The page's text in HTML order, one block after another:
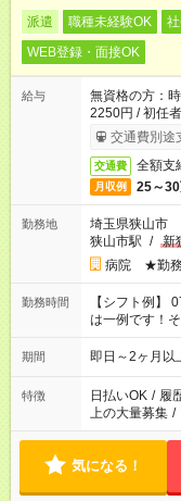
派遣 職種未経験OK
WEB登録・面接OK
給与
無資格の方：
2250円 / 初任
交通費別途
交通費 全額支
月収例 25～30
勤務地
埼玉県狭山市
狭山市駅 / 新
病院 ★勤務
勤務時間
【シフト例】
は一例です！
期間 即日～2ヶ月以
特徴 日払いOK / 履
上の大量募集 /
気になる！